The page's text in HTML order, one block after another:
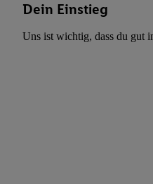
Dein Einstieg
Uns ist wichtig, dass du gut